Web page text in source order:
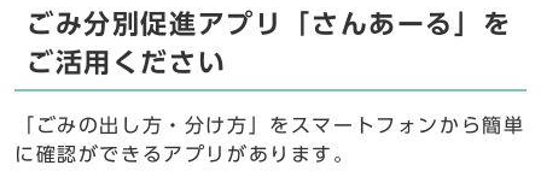
ごみ分別促進アプリ「さんあーる」を
ご活用ください
「ごみの出し方・分け方」をスマートフォンから簡単
に確認ができるアプリがあります。